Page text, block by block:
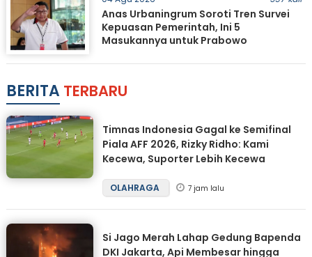
Anas Urbaningrum Soroti Tren Survei
Kepuasan Pemerintah, Ini 5
Masukannya untuk Prabowo
BERITA TERBARU
Timnas Indonesia Gagal ke Semifinal
Piala AFF 2026, Rizky Ridho: Kami
Kecewa, Suporter Lebih Kecewa
OLAHRAGA 7 jam lalu
Si Jago Merah Lahap Gedung Bapenda
DKI Jakarta, Api Membesar hingga